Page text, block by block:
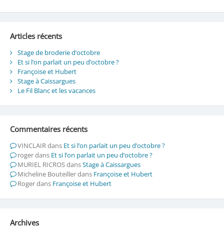
Articles récents
Stage de broderie d’octobre
Et si l’on parlait un peu d’octobre ?
Françoise et Hubert
Stage à Caissargues
Le Fil Blanc et les vacances
Commentaires récents
VINCLAIRdans Et si l’on parlait un peu d’octobre ?
rogerdans Et si l’on parlait un peu d’octobre ?
MURIEL RICROSdansStage à Caissargues
Micheline Bouteillerdans Françoise et Hubert
Rogerdans Françoise et Hubert
Archives